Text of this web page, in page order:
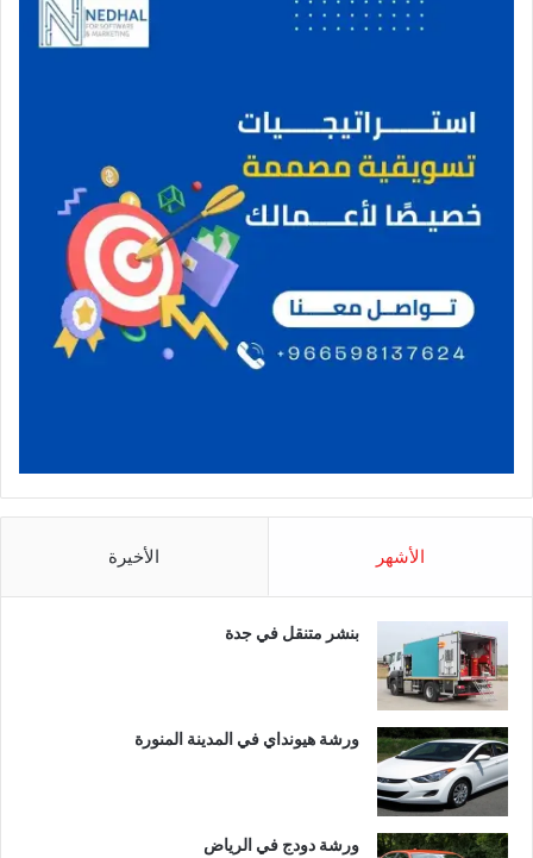
الأشهر الأخيرة
بنشر متنقل في جدة
ورشة هيونداي في المدينة المنورة
ورشة دودج في الرياض